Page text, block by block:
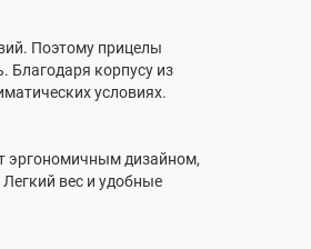
Поэтому прицелы
Благодаря корпусу из
условиях.
эргономичным дизайном,
вес и удобные